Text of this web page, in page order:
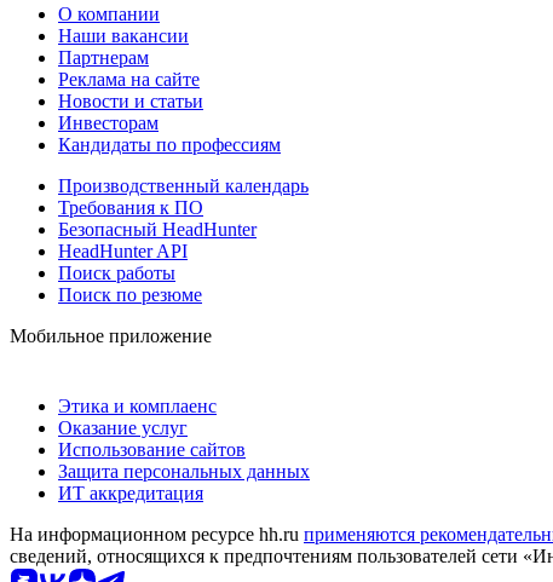
О компании
Наши вакансии
Партнерам
Реклама на сайте
Новости и статьи
Инвесторам
Кандидаты по профессиям
Производственный календарь
Требования к ПО
Безопасный HeadHunter
HeadHunter API
Поиск работы
Поиск по резюме
Мобильное приложение
Этика и комплаенс
Оказание услуг
Использование сайтов
Защита персональных данных
ИТ аккредитация
На информационном ресурсе hh.ru применяются
сведений, относящихся к предпочтениям пользователей сети